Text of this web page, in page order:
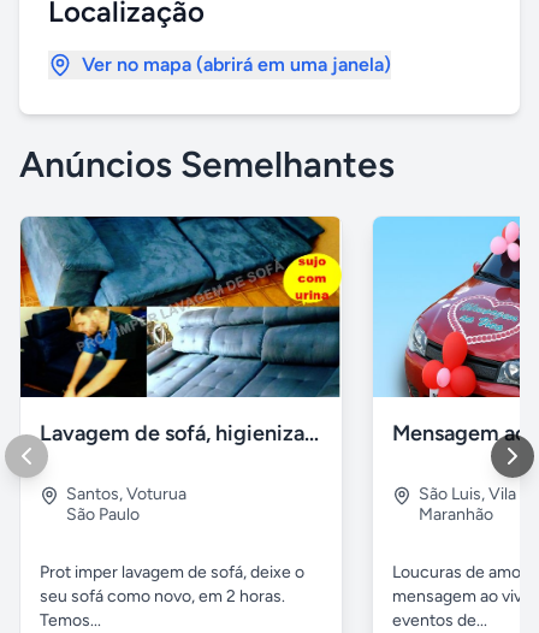
Localização
Ver no mapa (abrirá em uma janela)
Anúncios Semelhantes
Lavagem de sofá, higienização sofá, Impermeabilização
Santos,Voturua
São Paulo
Prot imper lavagem de sofá, deixe o
seu sofá como novo, em 2 horas.
Temos...
São Luis,Vila
Maranhão
Loucuras de amor,
mensagem ao
eventos de...